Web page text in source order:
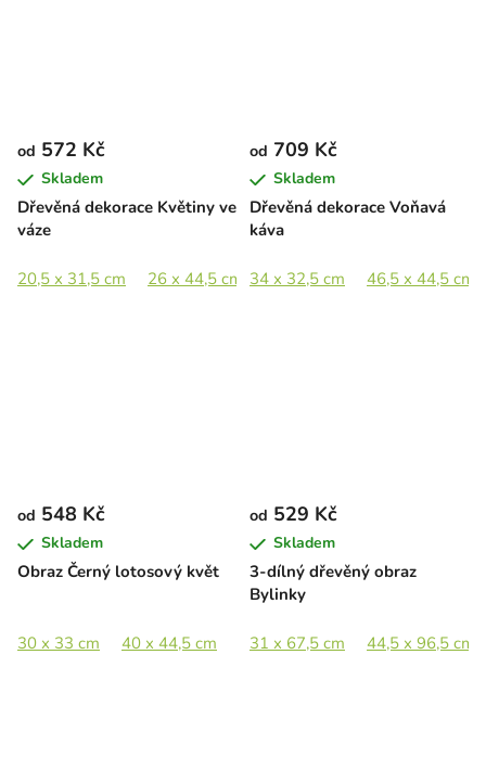
Dřevěná dekorace Květiny ve
váze
od 572 Kč
Skladem
20,5 x 31,5 cm 26 x 44,5 cm 37,5 x 65 cm 51,5 x 89 cm
Dřevěná dekorace Voňavá
káva
od 709 Kč
Skladem
34 x 32,5 cm 46,5 x 44,5 cm
Obraz Černý lotosový květ
od 548 Kč
Skladem
30 x 33 cm 40 x 44,5 cm 60 x 67 cm 84 x 93,5 cm
3-dílný dřevěný obraz
Bylinky
od 529 Kč
Skladem
31 x 67,5 cm 44,5 x 96,5 cm